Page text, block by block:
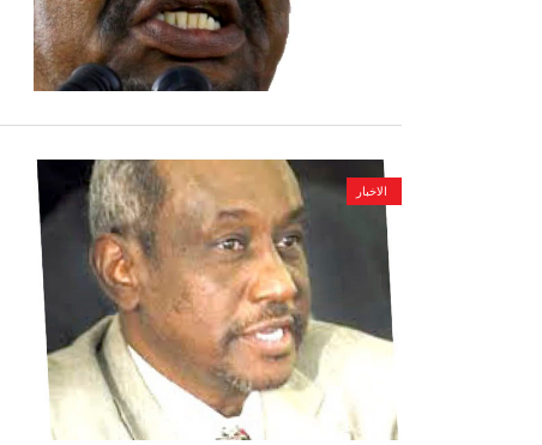
الاخبار